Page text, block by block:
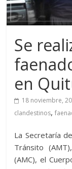
Se
en
18 noviembre,
clandestinos,
La Secretaría
Tránsito
(AMC), el